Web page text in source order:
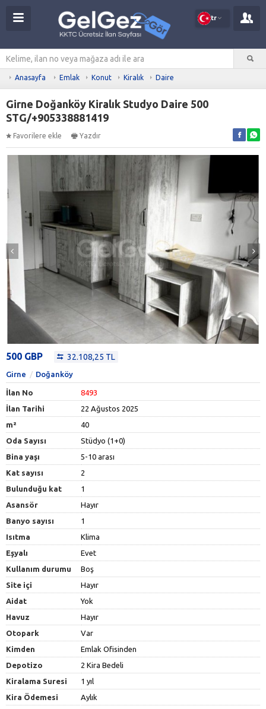
tr
Anasayfa Emlak Konut Kiralık Daire
Girne Doğanköy Kiralık Studyo Daire 500
STG/+905338881419
Favorilere ekle Yazdır
500 GBP 32.108,25 TL
Girne Doğanköy
İlan No
8493
İlan Tarihi
22 Ağustos 2025
m²
40
Oda Sayısı
Stüdyo (1+0)
Bina yaşı
5-10 arası
Kat sayısı
2
Bulunduğu kat
1
Asansör
Hayır
Banyo sayısı
1
Isıtma
Klima
Eşyalı
Evet
Kullanım durumu
Boş
Site içi
Hayır
Aidat
Yok
Havuz
Hayır
Otopark
Var
Kimden
Emlak Ofisinden
Depotizo
2 Kira Bedeli
Kiralama Suresi
1 yıl
Kira Ödemesi
Aylık